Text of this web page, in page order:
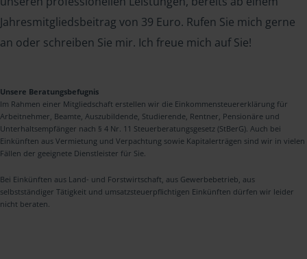
Jahresmitgliedsbeitrag von 39 Euro. Rufen Sie mich gerne
an oder schreiben Sie mir. Ich freue mich auf Sie!
Unsere Beratungsbefugnis
Im Rahmen einer Mitgliedschaft erstellen wir die Einkommensteuererklärung für
Arbeitnehmer, Beamte, Auszubildende, Studierende, Rentner, Pensionäre und
Unterhaltsempfänger nach § 4 Nr. 11 Steuerberatungsgesetz (StBerG). Auch bei
Einkünften aus Vermietung und Verpachtung sowie Kapitalerträgen sind wir in vielen
Fällen der geeignete Dienstleister für Sie.
Bei Einkünften aus Land- und Forstwirtschaft, aus Gewerbebetrieb, aus
selbstständiger Tätigkeit und umsatzsteuerpflichtigen Einkünften dürfen wir leider
nicht beraten.